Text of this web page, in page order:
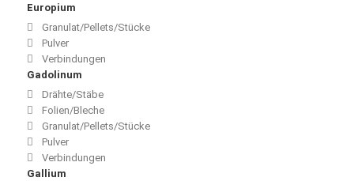
Europium
Granulat/Pellets/Stücke
Pulver
Verbindungen
Gadolinum
Drähte/Stäbe
Folien/Bleche
Granulat/Pellets/Stücke
Pulver
Verbindungen
Gallium